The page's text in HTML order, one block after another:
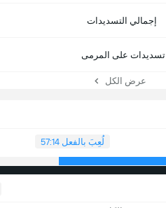
إجمالي التسديدات
تسديدات على المرمى
عرض الكل
لُعِبَ بالفعل 57:14